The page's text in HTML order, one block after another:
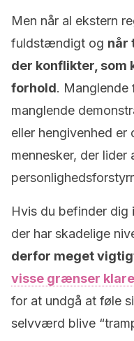
Men når al ekstern
fuldstændigt og når
der konflikter, som
forhold. Manglende
manglende
eller hengivenhed
mennesker, der lider
Hvis du befinder dig
der har skadelige
derfor meget
visse grænser klare
for at undgå at føle
selvværd blive